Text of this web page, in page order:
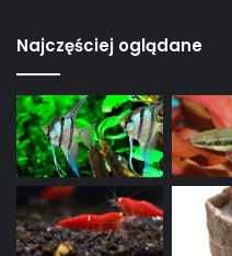
Najczęściej oglądane